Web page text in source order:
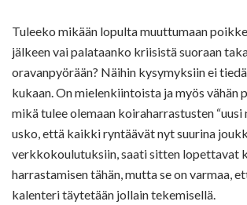
Tuleeko mikään lopulta muuttumaan
jälkeen vai palataanko kriisistä suoraan
oravanpyörään? Näihin kysymyksiin ei
kukaan. On mielenkiintoista ja myös vähän
mikä tulee olemaan koiraharrastusten “uusi
usko, että kaikki ryntäävät nyt suurina
verkkokoulutuksiin, saati sitten lopettavat
harrastamisen tähän, mutta se on varmaa,
kalenteri täytetään jollain tekemisellä.